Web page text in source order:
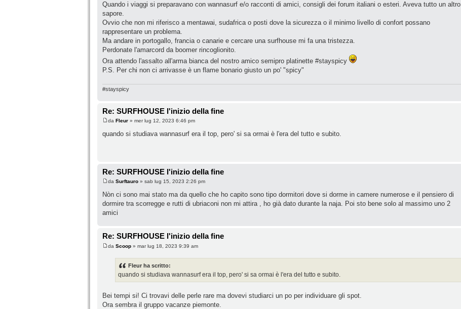
Quando i viaggi si preparavano con wannasurf e/o racconti di amici, consigli dei forum italiani o esteri. Aveva tutto un altro
sapore.
Ovvio che non mi riferisco a mentawai, sudafrica o posti dove la sicurezza o il minimo livello di confort possano
rappresentare un problema.
Ma andare in portogallo, francia o canarie e cercare una surfhouse mi fa una tristezza.
Perdonate l'amarcord da boomer rincoglionito.
Ora attendo l'assalto all'arma bianca del nostro amico semipro platinette #stayspicy
P.S. Per chi non ci arrivasse è un flame bonario giusto un po' "spicy"
#stayspicy
Re: SURFHOUSE l'inizio della fine
da Fleur » mer lug 12, 2023 6:46 pm
quando si studiava wannasurf era il top, pero' si sa ormai è l'era del tutto e subito.
Re: SURFHOUSE l'inizio della fine
da Surftauro » sab lug 15, 2023 2:26 pm
Nòn ci sono mai stato ma da quello che ho capito sono tipo dormitori dove si dorme in camere numerose e il pensiero di
dormire tra scorregge e rutti di ubriaconi non mi attira , ho già dato durante la naja. Poi sto bene solo al massimo uno 2
amici
Re: SURFHOUSE l'inizio della fine
da Scoop » mar lug 18, 2023 9:39 am
Fleur ha scritto:
quando si studiava wannasurf era il top, pero' si sa ormai è l'era del tutto e subito.
Bei tempi si! Ci trovavi delle perle rare ma dovevi studiarci un po per individuare gli spot.
Ora sembra il gruppo vacanze piemonte.